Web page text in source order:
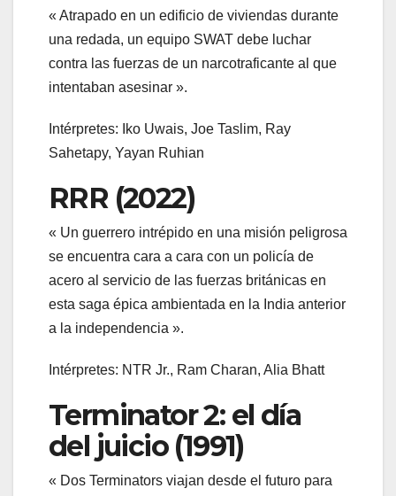
« Atrapado en un edificio de viviendas durante
una redada, un equipo SWAT debe luchar
contra las fuerzas de un narcotraficante al que
intentaban asesinar ».
Intérpretes: Iko Uwais, Joe Taslim, Ray
Sahetapy, Yayan Ruhian
RRR (2022)
« Un guerrero intrépido en una misión peligrosa
se encuentra cara a cara con un policía de
acero al servicio de las fuerzas británicas en
esta saga épica ambientada en la India anterior
a la independencia ».
Intérpretes: NTR Jr., Ram Charan, Alia Bhatt
Terminator 2: el día
del juicio (1991)
« Dos Terminators viajan desde el futuro para